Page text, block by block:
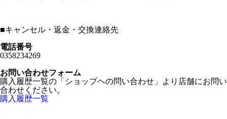
■キャンセル・返金・交換連絡先
電話番号
0358234269
お問い合わせフォーム
購入履歴一覧の「ショップヘの問い合わせ」より店舗にお問い
合わせください。
購入履歴一覧